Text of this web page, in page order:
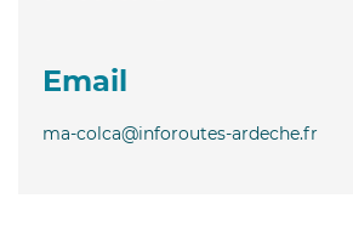
Email
ma-colca@inforoutes-ardeche.fr